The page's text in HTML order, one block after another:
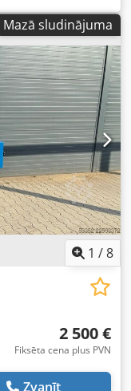
630 x 740 mm
630 mm Kopējā
prese
atjaunota 2019.
Csdpfx
kopējā
30 mm gājiens:
spēka: 160 t
spēka: 80 t
galds –
740 mm
galds –
mm ELEKTRISKIE
60 kW
Mazā sludinājuma
1 /8
2 500 €
Fiksēta cena plus PVN
Zvanīt